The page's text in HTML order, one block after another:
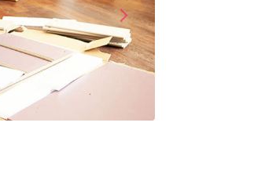
arrow_forward_iosNext